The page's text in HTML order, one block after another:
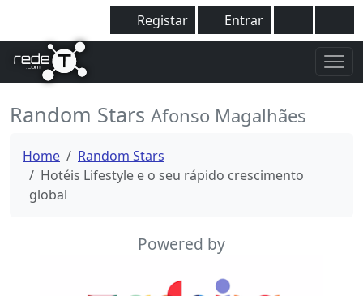
Registar Entrar
Random Stars Afonso Magalhães
Home
Random Stars
Hotéis Lifestyle e o seu rápido crescimento
global
Powered by